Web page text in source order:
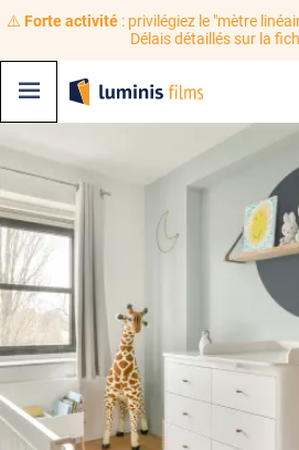
⚠️ Forte activité: privilégiez le "mètre
Délais détaillés sur la